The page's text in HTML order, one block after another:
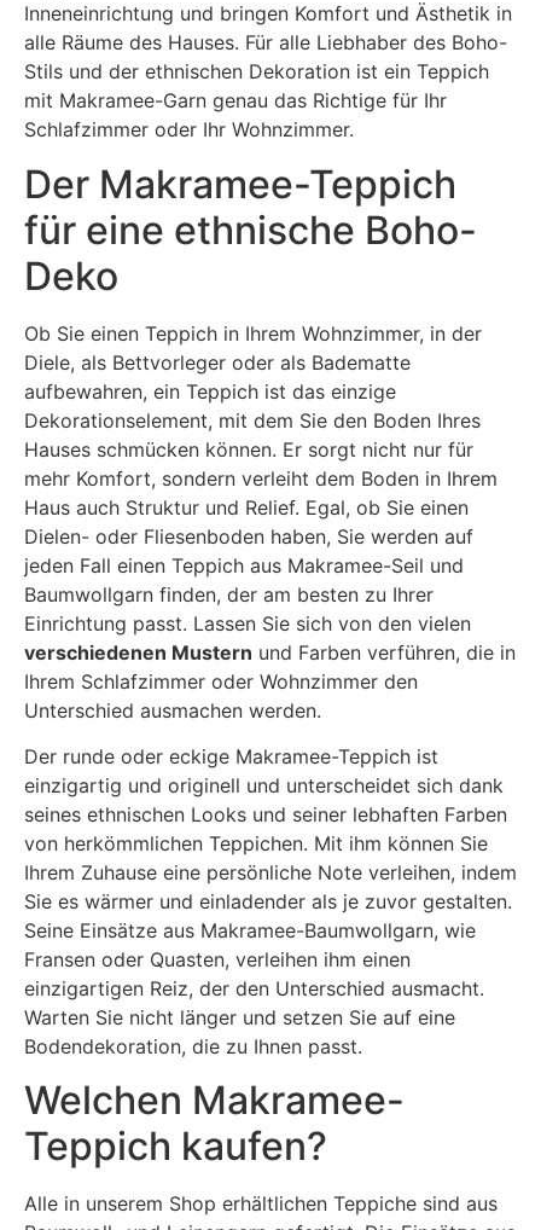
Inneneinrichtung und bringen Komfort und Ästhetik in
alle Räume des Hauses. Für alle Liebhaber des Boho-
Stils und der ethnischen Dekoration ist ein Teppich
mit Makramee-Garn genau das Richtige für Ihr
Schlafzimmer oder Ihr Wohnzimmer.
Der Makramee-Teppich
für eine ethnische Boho-
Deko
Ob Sie einen Teppich in Ihrem Wohnzimmer, in der
Diele, als Bettvorleger oder als Badematte
aufbewahren, ein Teppich ist das einzige
Dekorationselement, mit dem Sie den Boden Ihres
Hauses schmücken können. Er sorgt nicht nur für
mehr Komfort, sondern verleiht dem Boden in Ihrem
Haus auch Struktur und Relief. Egal, ob Sie einen
Dielen- oder Fliesenboden haben, Sie werden auf
jeden Fall einen Teppich aus Makramee-Seil und
Baumwollgarn finden, der am besten zu Ihrer
Einrichtung passt. Lassen Sie sich von den vielen
verschiedenen Mustern und Farben verführen, die in
Ihrem Schlafzimmer oder Wohnzimmer den
Unterschied ausmachen werden.
Der runde oder eckige Makramee-Teppich ist
einzigartig und originell und unterscheidet sich dank
seines ethnischen Looks und seiner lebhaften Farben
von herkömmlichen Teppichen. Mit ihm können Sie
Ihrem Zuhause eine persönliche Note verleihen, indem
Sie es wärmer und einladender als je zuvor gestalten.
Seine Einsätze aus Makramee-Baumwollgarn, wie
Fransen oder Quasten, verleihen ihm einen
einzigartigen Reiz, der den Unterschied ausmacht.
Warten Sie nicht länger und setzen Sie auf eine
Bodendekoration, die zu Ihnen passt.
Welchen Makramee-
Teppich kaufen?
Alle in unserem Shop erhältlichen Teppiche sind aus